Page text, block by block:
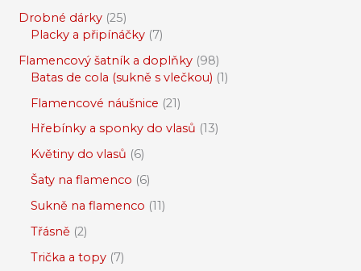
Drobné dárky 25
Placky a připínáčky 7
Flamencový šatník a doplňky 98
Batas de cola (sukně s vlečkou) 1
Flamencové náušnice 21
Hřebínky a sponky do vlasů 13
Květiny do vlasů 6
Šaty na flamenco 6
Sukně na flamenco 11
Třásně 2
Trička a topy 7